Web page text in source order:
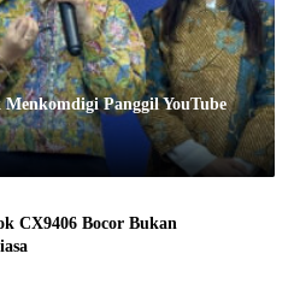
Panggil YouTube
CX9406 Bocor Bukan